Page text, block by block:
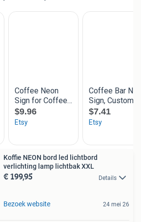
Koffie NEON bord led lichtbord
verlichting lamp lichtbak XXL
€ 199,95 Details
Bezoek website 24 mei 26